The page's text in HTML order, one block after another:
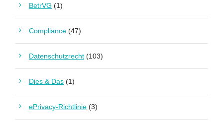
BetrVG (1)
Compliance (47)
Datenschutzrecht (103)
Dies & Das (1)
ePrivacy-Richtlinie (3)